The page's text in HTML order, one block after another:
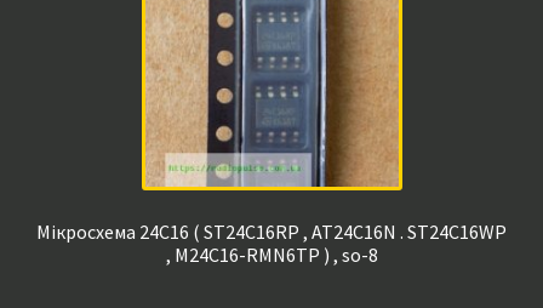
Мікросхема 24C16 ( ST24C16RP , AT24C16N . ST24C16WP
, M24C16-RMN6TP ) , so-8